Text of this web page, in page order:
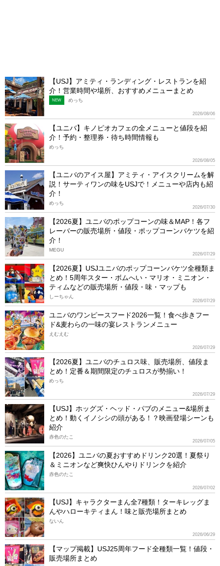
【USJ】アミティ・ランディング・レストランを紹
介！営業時間や場所、おすすめメニューまとめ
2026/08/06
NEW めっち
【ユニバ】キノピオカフェの全メニューと値段を紹
介！予約・整理券・待ち時間情報も
2026/08/05
めっち
【ユニバのアイス屋】アミティ・アイスクリームを解
説！サーティワンの味をUSJで！メニューや店内も紹
介！
2026/07/30
めっち
【2026夏】ユニバのポップコーンの味＆MAP！各フ
レーバーの販売場所・値段・ポップコーンバケツを紹
介！
2026/07/29
MEGU
【2026夏】USJユニバのポップコーンバケツ全種類ま
とめ！5周年スター・ボムへい・マリオ・ミニオン・
ティムなどの販売場所・値段・味・マップも
2026/07/29
しーちゃん
ユニバのワンピースフード2026一覧！食べ歩きフー
ド&麦わらの一味の宴レストランメニュー
2026/07/29
えむえむ
【2026夏】ユニバのチュロス味、販売場所、値段ま
とめ！定番＆期間限定のチュロスが勢揃い！
2026/07/29
めっち
【USJ】ホッグズ・ヘッド・パブのメニュー&場所ま
とめ！動くイノシシの頭がある！？映画登場シーンも
紹介
2026/07/05
赤色のたこ
【2026】ユニバの夏おすすめドリンク20選！夏祭り
＆ミニオンなど爽快ひんやりドリンクを紹介
2026/07/02
赤色のたこ
【USJ】キャラクターまん全7種類！ターキレッグま
んやハローキティまん！味と販売場所まとめ
2026/06/29
ないん
【マップ掲載】USJ25周年フード全種類一覧！値段・
販売場所まとめ